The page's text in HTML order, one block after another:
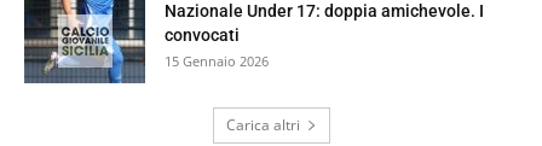
Nazionale Under 17: doppia amichevole. I
convocati
15 Gennaio 2026
Carica altri